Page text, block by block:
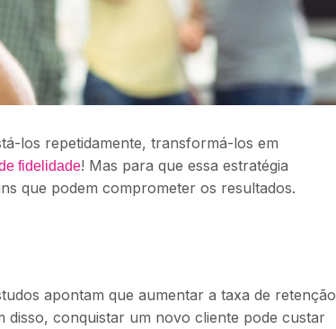
los repetidamente, transformá-los em
fidelidade! Mas para que essa estratégia
que podem comprometer os resultados.
apontam que aumentar a taxa de retenção
disso, conquistar um novo cliente pode custar